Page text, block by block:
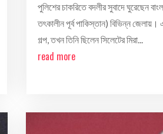
পুলিশের চাকরিতে বদলীর সুবাদে ঘুরেছেন
তৎকালীন পূর্ব পাকিস্তান) বিভিন্ন জেলায়।
গল্প, তখন তিনি ছিলেন সিলেটের মিরা...
read more